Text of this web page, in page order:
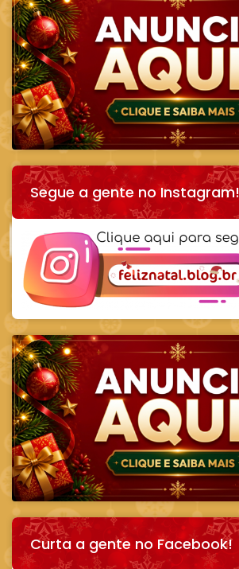
Segue a gente no Instagram!
Curta a gente no Facebook!